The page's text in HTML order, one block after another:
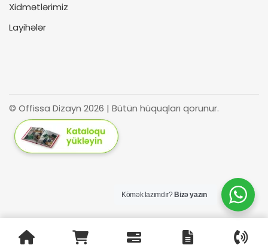
Xidmətlərimiz
Layihələr
© Offissa Dizayn 2026 | Bütün hüquqları qorunur.
Kömək lazımdır? Bizə yazın
Azərbaycan Russian